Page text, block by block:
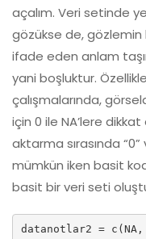
açalım. Veri setinde
gözükse de, gözlemin
ifade eden anlam
yani boşluktur.
çalışmalarında,
için 0 ile NA’lere
aktarma sırasında
mümkün iken basit
basit bir veri seti
datanotlar2 =